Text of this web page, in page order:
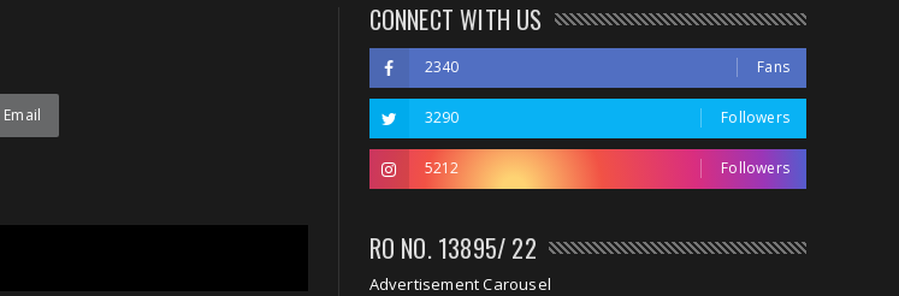
Email
CONNECT WITH US
2340 Fans
3290 Followers
5212 Followers
RO NO. 13895/ 22
Advertisement Carousel